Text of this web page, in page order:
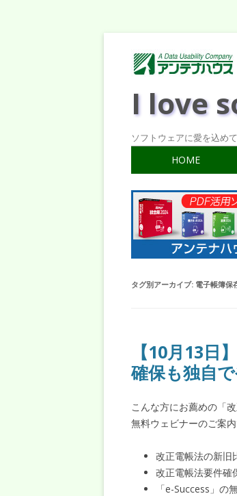
I love
ソフトウェアに愛を込め
HOME
タグ別アーカイブ: 電子帳簿保
【10月13日
確保も独自
こんな方にお薦めの「
無料ウェビナーのご案内
改正電帳法の新旧
改正電帳法要件確
「e-Success」の